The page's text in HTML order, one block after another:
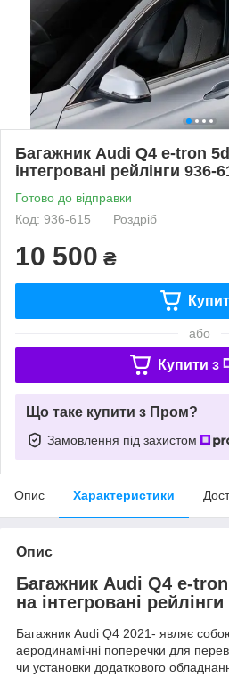
Багажник Audi Q4 e-tron
інтегровані рейлінги 936-
Готово до відправки
Код: 936-615
Роздріб
10 500 ₴
або
Купити з
Що таке купити з Пром?
Замовлення під захистом
Опис Характеристики
Опис
Багажник Audi Q4 e-
на інтегровані рейлінги
Багажник Audi Q4 2021- являє собою
аеродинамічні поперечки для
чи установки додаткового